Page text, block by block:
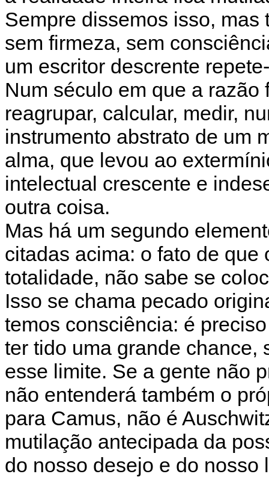
Sempre dissemos isso,
sem firmeza, sem
um escritor descrente
Num século em que a razão
reagrupar, calcular, medir,
instrumento abstrato de um
alma, que levou ao
intelectual crescente e
outra coisa.
Mas há um segundo
citadas acima: o fato de
totalidade, não sabe se
Isso se chama pecado
temos consciência: é
ter tido uma grande chance,
esse limite. Se a gente não
não entenderá também o
para Camus, não é
mutilação antecipada da
do nosso desejo e do nosso